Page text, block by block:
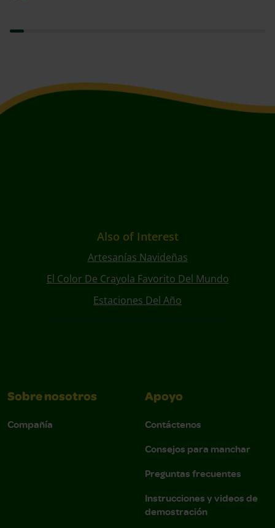
Also of Interest
Artesanías Navideñas
El Color De Crayola Favorito Del Mundo
Estaciones Del Año
Sobre nosotros
Compañía
Apoyo
Contáctenos
Consejos para manchar
Preguntas frecuentes
Instrucciones y videos de
demostración